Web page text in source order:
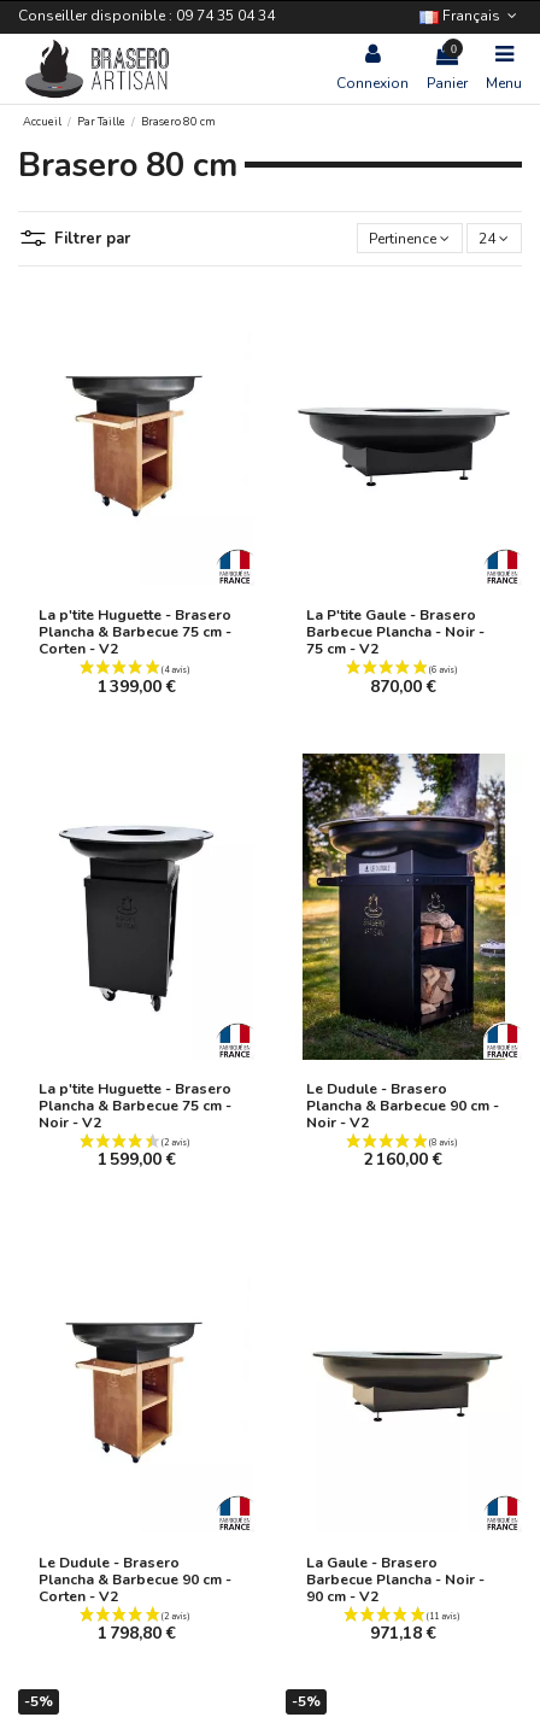
Conseiller disponible : 09 74 35 04 34 Français
Connexion
0
Panier Menu
Accueil Par Taille Brasero 80 cm
Brasero 80 cm
Pertinence 24
Filtrer par
La p'tite Huguette - Brasero
Plancha & Barbecue 75 cm -
Corten - V2
(4 avis)
1 399,00 €
La P'tite Gaule - Brasero
Barbecue Plancha - Noir -
75 cm - V2
870,00 €
La p'tite Huguette - Brasero
Plancha & Barbecue 75 cm -
Noir - V2
1 599,00 €
Le Dudule - Brasero
Plancha & Barbecue 90 cm -
Noir - V2
2 160,00 €
Le Dudule - Brasero
Plancha & Barbecue 90 cm -
Corten - V2
1 798,80 €
La Gaule - Brasero
Barbecue Plancha - Noir -
90 cm - V2
971,18 €
-5% -5%